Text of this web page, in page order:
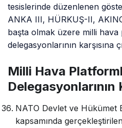
tesislerinde düzenlenen
ANKA III, HÜRKUŞ-II,
başta olmak üzere milli hava
delegasyonlarının karşısına
Milli Hava
Delegasyonlarının
NATO Devlet ve Hükümet
kapsamında